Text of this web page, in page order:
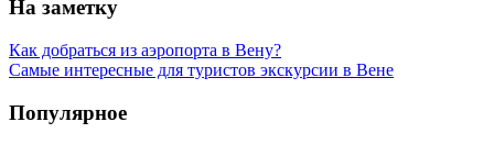
На заметку
Как добраться из аэропорта в Вену?
Самые интересные для туристов экскурсии в Вене
Популярное